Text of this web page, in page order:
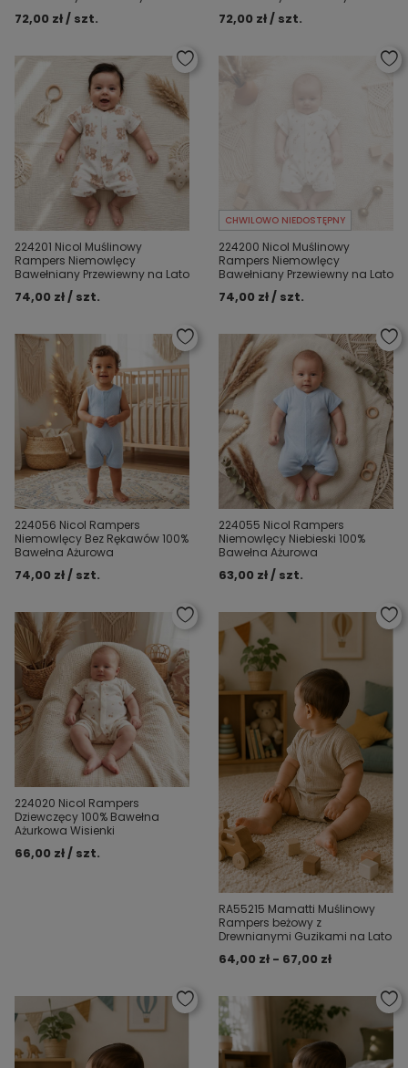
72,00 zł / szt. 72,00 zł / szt.
224201 Nicol Muślinowy
Rampers Niemowlęcy
Bawełniany Przewiewny na Lato
74,00 zł / szt.
CHWILOWO NIEDOSTĘPNY
224200 Nicol Muślinowy
Rampers Niemowlęcy
Bawełniany Przewiewny na Lato
74,00 zł / szt.
224056 Nicol Rampers
Niemowlęcy Bez Rękawów 100%
Bawełna Ażurowa
74,00 zł / szt.
224055 Nicol Rampers
Niemowlęcy Niebieski 100%
Bawełna Ażurowa
63,00 zł / szt.
224020 Nicol Rampers
Dziewczęcy 100% Bawełna
Ażurkowa Wisienki
66,00 zł / szt.
RA55215 Mamatti Muślinowy
Rampers beżowy z
Drewnianymi Guzikami na Lato
64,00 zł - 67,00 zł